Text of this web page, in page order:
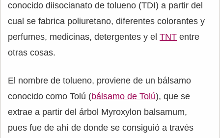
conocido diisocianato de tolueno (TDI) a partir del
cual se fabrica poliuretano, diferentes colorantes y
perfumes, medicinas, detergentes y el TNT entre
otras cosas.
El nombre de tolueno, proviene de un bálsamo
conocido como Tolú (bálsamo de Tolú), que se
extrae a partir del árbol Myroxylon balsamum,
pues fue de ahí de donde se consiguió a través